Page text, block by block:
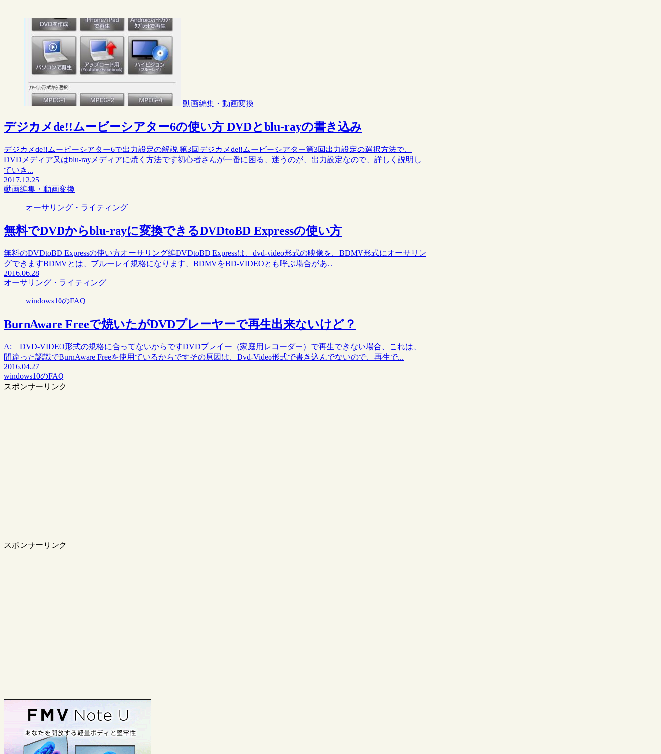
動画編集・動画変換
デジカメde!!ムービーシアター6の使い方 DVDとblu-rayの書き込み
デジカメde!!ムービーシアター6で出力設定の解説 第3回デジカメde!!ムービーシアター第3回出力設定の選択方法で、
DVDメディア又はblu-rayメディアに焼く方法です初心者さんが一番に困る、迷うのが、出力設定なので、詳しく説明し
ていき...
2017.12.25
動画編集・動画変換
オーサリング・ライティング
無料でDVDからblu-rayに変換できるDVDtoBD Expressの使い方
無料のDVDtoBD Expressの使い方オーサリング編DVDtoBD Expressは、dvd-video形式の映像を、BDMV形式にオーサリン
グできますBDMVとは、ブルーレイ規格になります、BDMVをBD-VIDEOとも呼ぶ場合があ...
2016.06.28
オーサリング・ライティング
windows10のFAQ
BurnAware Freeで焼いたがDVDプレーヤーで再生出来ないけど？
A: DVD-VIDEO形式の規格に合ってないからですDVDプレイー（家庭用レコーダー）で再生できない場合、これは、
間違った認識でBurnAware Freeを使用ているからですその原因は、Dvd-Video形式で書き込んでないので、再生で...
2016.04.27
windows10のFAQ
スポンサーリンク
スポンサーリンク